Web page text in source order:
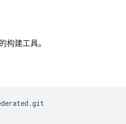
构建工具。